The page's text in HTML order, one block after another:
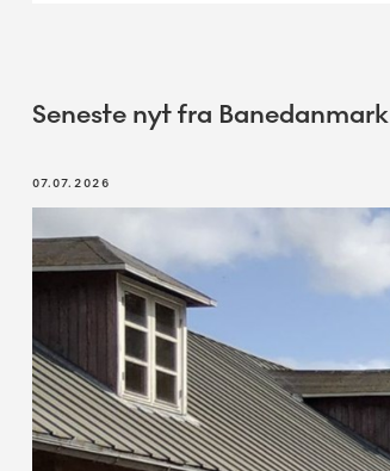
Seneste nyt fra Banedanmark
07.07.2026